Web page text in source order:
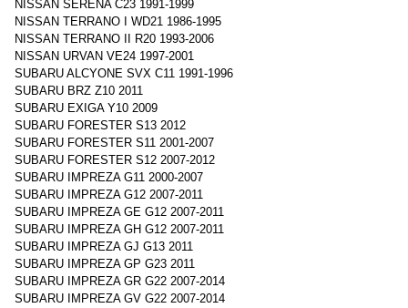
NISSAN SERENA C23 1991-1999
NISSAN TERRANO I WD21 1986-1995
NISSAN TERRANO II R20 1993-2006
NISSAN URVAN VE24 1997-2001
SUBARU ALCYONE SVX C11 1991-1996
SUBARU BRZ Z10 2011
SUBARU EXIGA Y10 2009
SUBARU FORESTER S13 2012
SUBARU FORESTER S11 2001-2007
SUBARU FORESTER S12 2007-2012
SUBARU IMPREZA G11 2000-2007
SUBARU IMPREZA G12 2007-2011
SUBARU IMPREZA GE G12 2007-2011
SUBARU IMPREZA GH G12 2007-2011
SUBARU IMPREZA GJ G13 2011
SUBARU IMPREZA GP G23 2011
SUBARU IMPREZA GR G22 2007-2014
SUBARU IMPREZA GV G22 2007-2014